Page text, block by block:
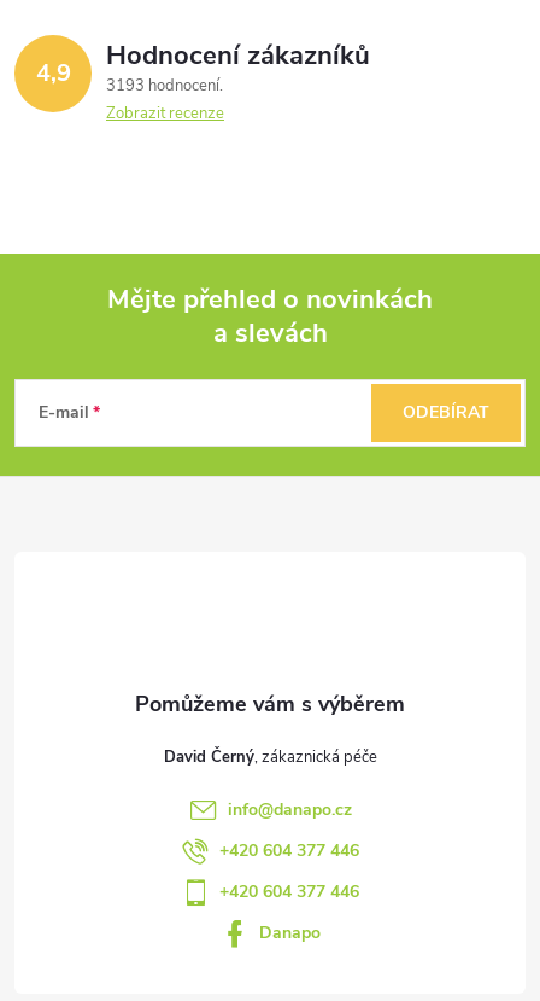
4,9 Hodnocení zákazníků
3193 hodnocení
Zobrazit recenze
p
Mějte přehled o novinkách
a slevách
E-mail ODEBÍRAT
David Černý
info@danapo.cz
+420 604 377 446
+420 604 377 446
Danapo